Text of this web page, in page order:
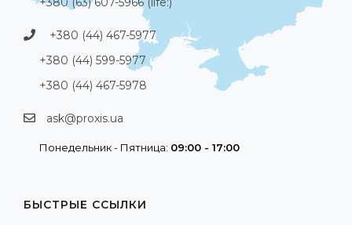
+380 (44) 467-5977
+380 (44) 599-5977
+380 (44) 467-5978
ask@proxis.ua
Понедельник - Пятница: 09:00 - 17:00
БЫСТРЫЕ ССЫЛКИ